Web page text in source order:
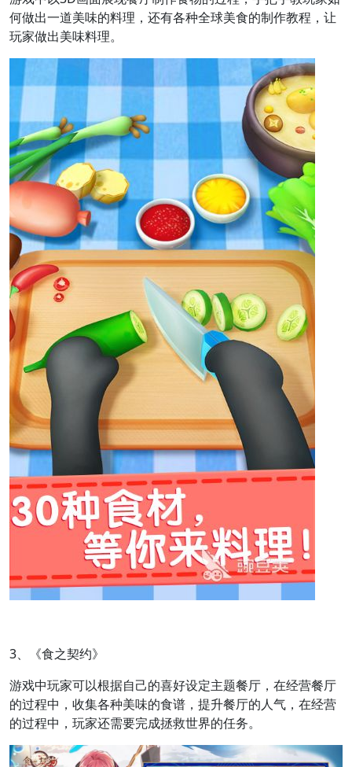
何做出一道美味的料理，还有各种全球美食的制作教程，让
玩家做出美味料理。
3、《食之契约》
游戏中玩家可以根据自己的喜好设定主题餐厅，在经营餐厅
的过程中，收集各种美味的食谱，提升餐厅的人气，在经营
的过程中，玩家还需要完成拯救世界的任务。